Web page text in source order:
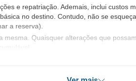
e repatriação. Ademais, inclui custos
no destino. Contudo, não se
a reserva).
Quaisquer alterações que